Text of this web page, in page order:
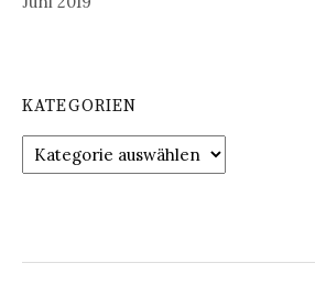
KATEGORIEN
Kategorien